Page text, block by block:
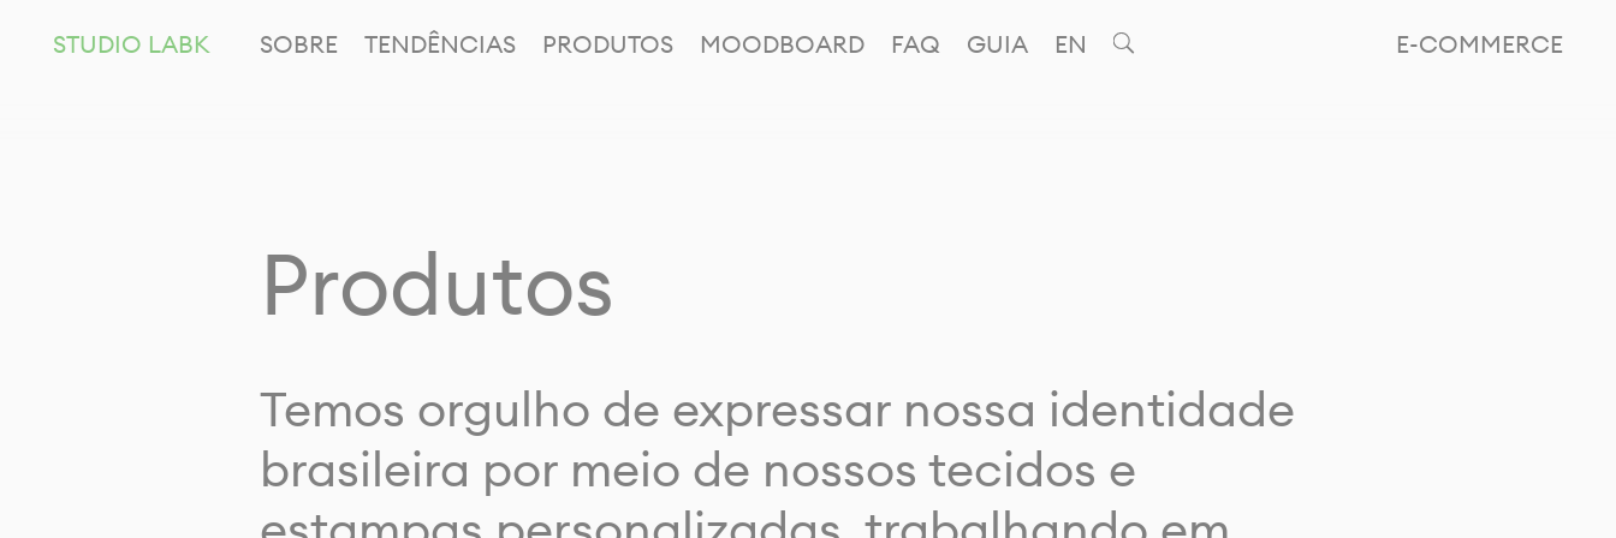
E-COMMERCE
STUDIO LABK SOBRE TENDÊNCIAS PRODUTOS MOODBOARD FAQ GUIA EN
Produtos
Temos orgulho de expressar nossa identidade
brasileira por meio de nossos tecidos e